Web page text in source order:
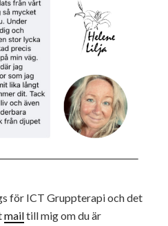
för ICT Gruppterapi och det
mailtill mig om du är